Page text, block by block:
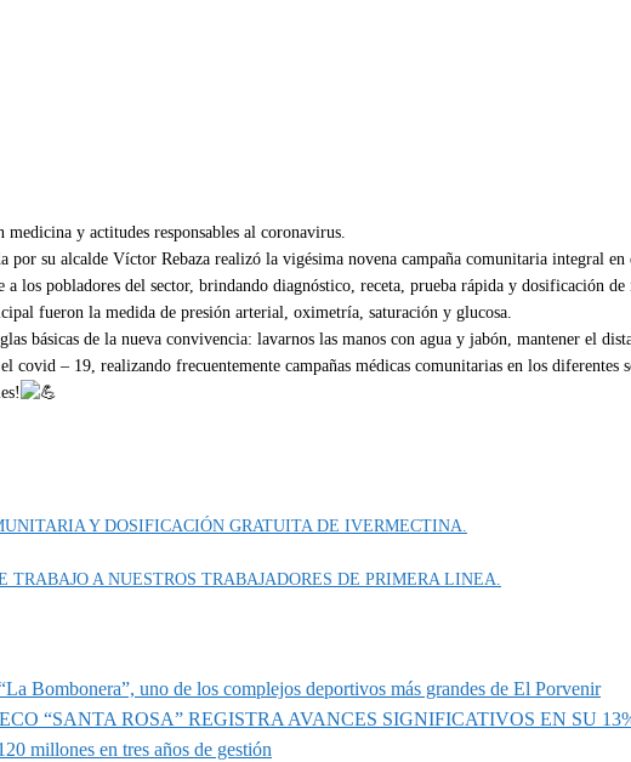
y actitudes responsables al coronavirus.
su alcalde Víctor Rebaza realizó la vigésima novena campaña comunitaria integral
los pobladores del sector, brindando diagnóstico, receta, prueba rápida y dosificación
fueron la medida de presión arterial, oximetría, saturación y glucosa.
básicas de la nueva convivencia: lavarnos las manos con agua y jabón, mantener el
– 19, realizando frecuentemente campañas médicas comunitarias en los diferentes
Y DOSIFICACIÓN GRATUITA DE IVERMECTINA.
A NUESTROS TRABAJADORES DE PRIMERA LINEA.
Bombonera”, uno de los complejos deportivos más grandes de El Porvenir
“SANTA ROSA” REGISTRA AVANCES SIGNIFICATIVOS EN SU
millones en tres años de gestión